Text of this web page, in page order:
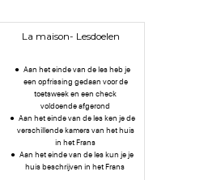
La maison- Lesdoelen
Aan het einde van de les heb je
een opfrissing gedaan voor de
toetsweek en een check
voldoende afgerond
Aan het einde van de les ken je de
verschillende kamers van het huis
in het Frans
Aan het einde van de les kun je je
huis beschrijven in het Frans